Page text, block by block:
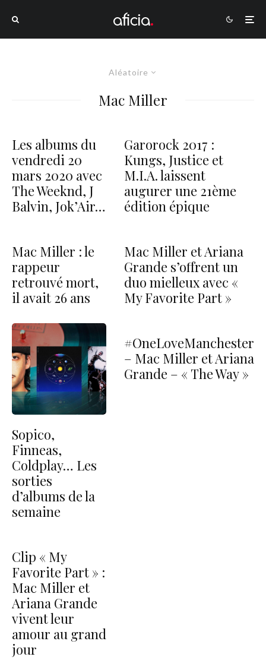
Aléatoire
Mac Miller
Les albums du
vendredi 20
mars 2020 avec
The Weeknd, J
Balvin, Jok’Air…
Mac Miller : le
rappeur
retrouvé mort,
il avait 26 ans
Sopico,
Finneas,
Coldplay… Les
sorties
d’albums de la
semaine
Clip « My
Favorite Part » :
Mac Miller et
Ariana Grande
vivent leur
amour au grand
jour
Garorock 2017 :
Kungs, Justice et
M.I.A. laissent
augurer une 21ème
édition épique
Mac Miller et Ariana
Grande s’offrent un
duo mielleux avec «
My Favorite Part »
#OneLoveManchester
– Mac Miller et Ariana
Grande – « The Way »